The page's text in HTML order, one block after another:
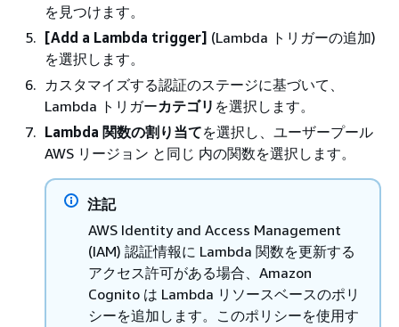
を見つけます。
[Add a Lambda trigger] (Lambda トリガーの追加)
を選択します。
カスタマイズする認証のステージに基づいて、
Lambda トリガーカテゴリ を選択します。
Lambda 関数の割り当てを選択し、ユーザープール
AWS リージョン と同じ 内の関数を選択します。
注記
AWS Identity and Access Management
(IAM) 認証情報に Lambda 関数を更新する
アクセス許可がある場合、Amazon
Cognito は Lambda リソースベースのポリ
シーを追加します。このポリシーを使用す